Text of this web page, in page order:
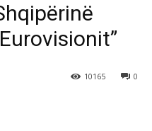
0
10165